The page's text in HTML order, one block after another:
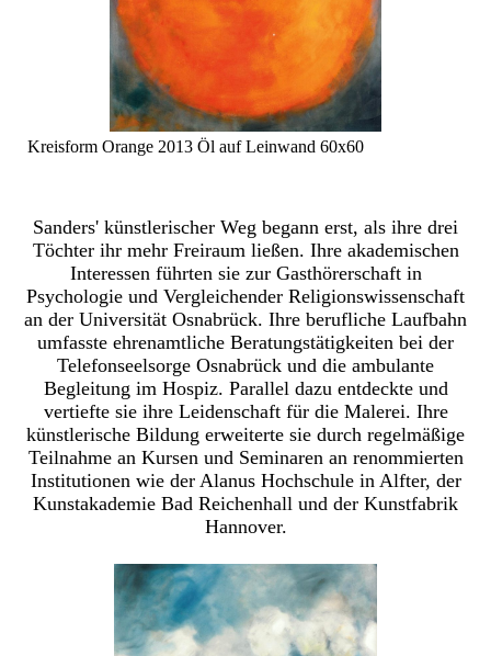
Kreisform Orange 2013 Öl auf Leinwand 60x60
Sanders' künstlerischer Weg begann erst, als ihre drei
Töchter ihr mehr Freiraum ließen. Ihre akademischen
Interessen führten sie zur Gasthörerschaft in
Psychologie und Vergleichender Religionswissenschaft
an der Universität Osnabrück. Ihre berufliche Laufbahn
umfasste ehrenamtliche Beratungstätigkeiten bei der
Telefonseelsorge Osnabrück und die ambulante
Begleitung im Hospiz. Parallel dazu entdeckte und
vertiefte sie ihre Leidenschaft für die Malerei. Ihre
künstlerische Bildung erweiterte sie durch regelmäßige
Teilnahme an Kursen und Seminaren an renommierten
Institutionen wie der Alanus Hochschule in Alfter, der
Kunstakademie Bad Reichenhall und der Kunstfabrik
Hannover.